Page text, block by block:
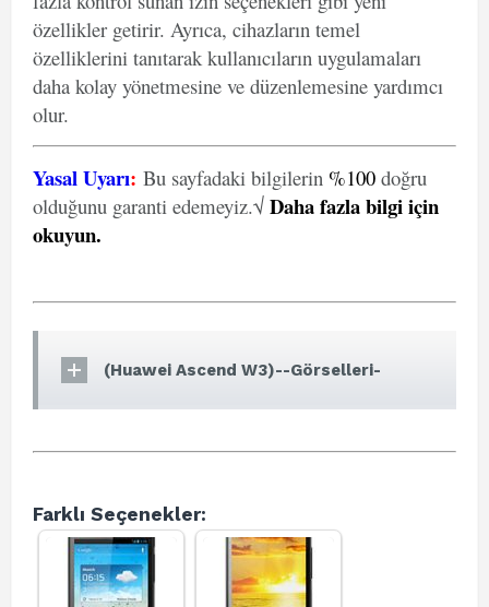
özellikler getirir. Ayrıca, cihazların temel
özelliklerini tanıtarak kullanıcıların uygulamaları
daha kolay yönetmesine ve düzenlemesine yardımcı
olur.
Yasal Uyarı: Bu sayfadaki bilgilerin %100 doğru
olduğunu garanti edemeyiz.√ Daha fazla bilgi için
okuyun.
(Huawei Ascend W3)--Görselleri-
Farklı Seçenekler: